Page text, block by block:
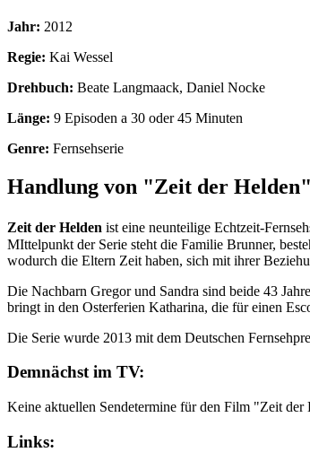
Jahr: 2012
Regie: Kai Wessel
Drehbuch: Beate Langmaack, Daniel Nocke
Länge: 9 Episoden a 30 oder 45 Minuten
Genre: Fernsehserie
Handlung von "Zeit der Helden"
Zeit der Helden ist eine neunteilige Echtzeit-
MIttelpunkt der Serie steht die Familie Brunner,
wodurch die Eltern Zeit haben, sich mit ihrer
Die Nachbarn Gregor und Sandra sind beide 43
bringt in den Osterferien Katharina, die für einen
Die Serie wurde 2013 mit dem Deutschen
Demnächst im TV:
Keine aktuellen Sendetermine für den Film "Zeit der
Links: